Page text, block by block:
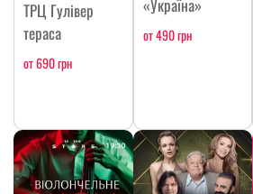
ТРЦ Гулівер
тераса
от 690 грн
«Україна»
от 490 грн